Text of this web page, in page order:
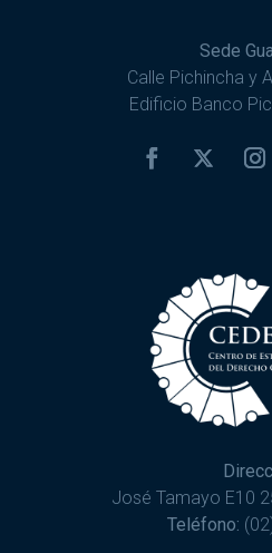
Sede
Calle Pichincha y
Edificio Banco
José Tamayo E10
Teléfono: